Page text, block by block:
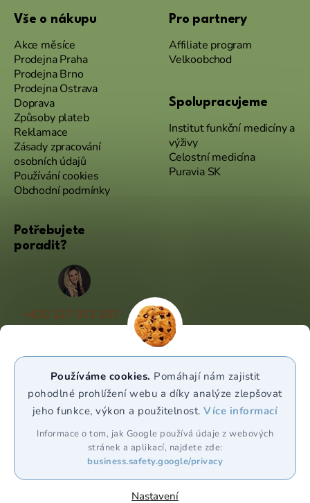
Používáme cookies. Pomáhají nám zajistit
pohodlné prohlížení webu a díky analýze zlepšovat
jeho funkce, výkon a použitelnost.Více informací
Informace o tom, jak Google používá údaje z webových
stránek a aplikací, najdete zde:
business.safety.google/privacy
Nastavení
Vše o nákupu
Akce měsíce
Prodejna Praha
Prodejna Brno
Prodejna Ostrava
Doprava
Způsoby plateb
Reklamace
Zásady zpracování
osobních údajů
Používání cookies
Obchodní podmínky
Pro partnery
Affiliate program
Velkoobchod
Spolupracujeme
Institut funkční medicíny a
výživy
Celostní medicína
Puravia SK
Potřebujete
poradit?
+420 227 072 207
(Po - Pá 9:00 - 17:00)
WhatsApp